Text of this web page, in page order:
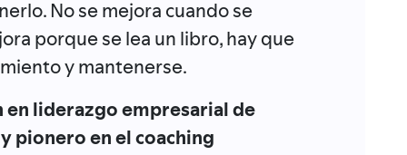
No se mejora cuando se
porque se lea un libro, hay que
y mantenerse.
en liderazgo empresarial de
pionero en el coaching